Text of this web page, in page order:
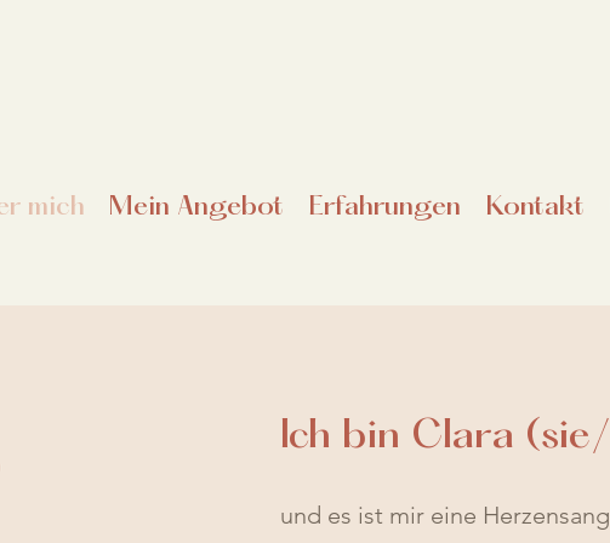
mich Mein Angebot Erfahrungen Kontakt
Ich bin Clara
und es ist mir eine